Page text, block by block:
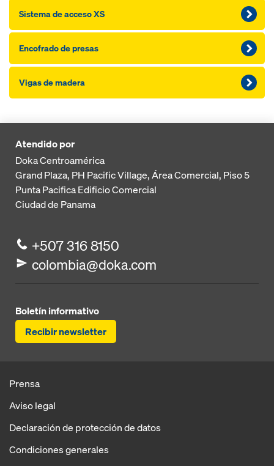
Sistema de acceso XS
Encofrado de presas
Vigas de madera
Atendido por
Doka Centroamérica
Grand Plaza, PH Pacific Village, Área Comercial, Piso 5
Punta PacificaEdificio Comercial
Ciudad de Panama
+507 316 8150
colombia@doka.com
Boletín informativo
Recibir newsletter
Prensa
Aviso legal
Declaración de protección de datos
Condiciones generales